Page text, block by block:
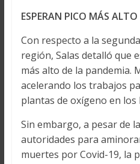
ESPERAN PICO MÁS ALTO
Con respecto a la
región, Salas detalló que
más alto de la pandemia.
acelerando los trabajos
plantas de oxígeno en los
Sin embargo, a pesar de
autoridades para
muertes por Covid-19, la